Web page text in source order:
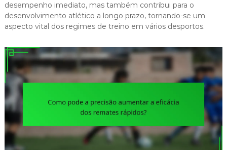
desempenho imediato, mas também contribui para o
desenvolvimento atlético a longo prazo, tornando-se um
aspecto vital dos regimes de treino em vários desportos.